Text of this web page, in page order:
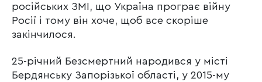
російських ЗМІ, що Україна програє війну
Росії і тому він хоче, щоб все скоріше
закінчилося.
25-річний Безсмертний народився у місті
Бердянську Запорізької області, у 2015-му